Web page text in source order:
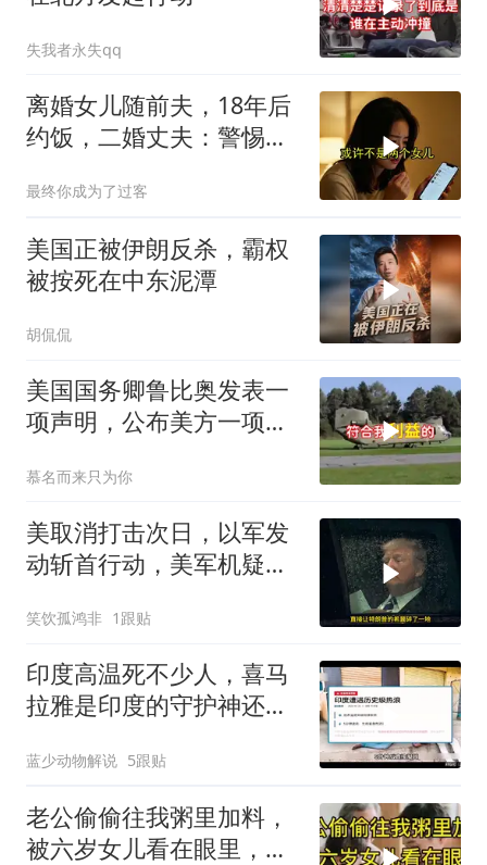
失我者永失qq
离婚女儿随前夫，18年后
约饭，二婚丈夫：警惕骗
最终你成为了过客
美国正被伊朗反杀，霸权
被按死在中东泥潭
胡侃侃
美国国务卿鲁比奥发表一
项声明，公布美方一项重
慕名而来只为你
美取消打击次日，以军发
动斩首行动，美军机疑被
笑饮孤鸿非 1跟贴
印度高温死不少人，喜马
拉雅是印度的守护神还是
蓝少动物解说 5跟贴
老公偷偷往我粥里加料，
被六岁女儿看在眼里，默